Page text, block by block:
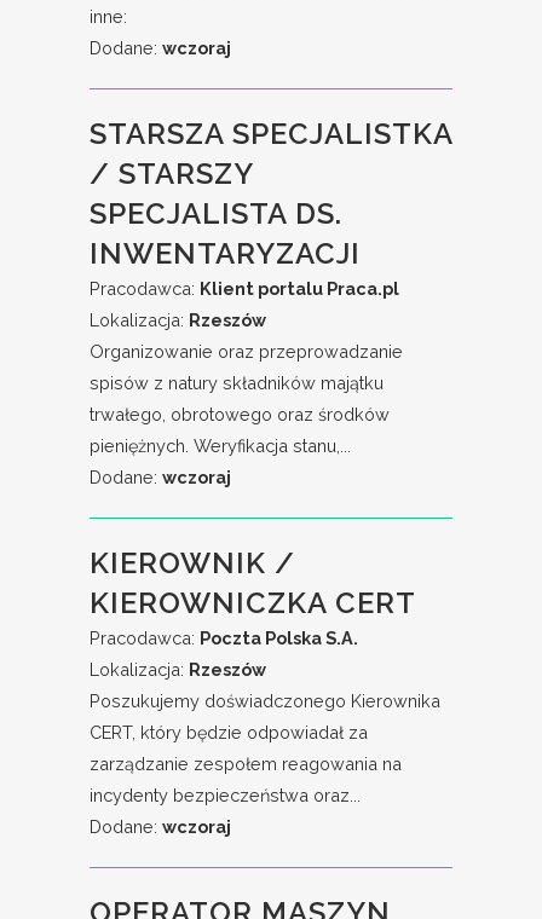
inne:
Dodane: wczoraj
STARSZA SPECJALISTKA
/ STARSZY
SPECJALISTA DS.
INWENTARYZACJI
Pracodawca: Klient portalu Praca.pl
Lokalizacja: Rzeszów
Organizowanie oraz przeprowadzanie
spisów z natury składników majątku
trwałego, obrotowego oraz środków
pieniężnych. Weryfikacja stanu,...
Dodane: wczoraj
KIEROWNIK /
KIEROWNICZKA CERT
Pracodawca: Poczta Polska S.A.
Lokalizacja: Rzeszów
Poszukujemy doświadczonego Kierownika
CERT, który będzie odpowiadał za
zarządzanie zespołem reagowania na
incydenty bezpieczeństwa oraz...
Dodane: wczoraj